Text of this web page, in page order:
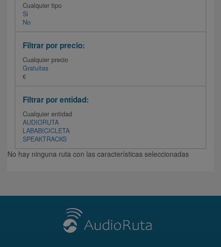
Cualquier tipo
Si
No
Filtrar por precio:
Cualquier precio
Gratuitas
€
Filtrar por entidad:
Cualquier entidad
AUDIORUTA
LABABICICLETA
SPEAKTRACKS
No hay ninguna ruta con las características seleccionadas